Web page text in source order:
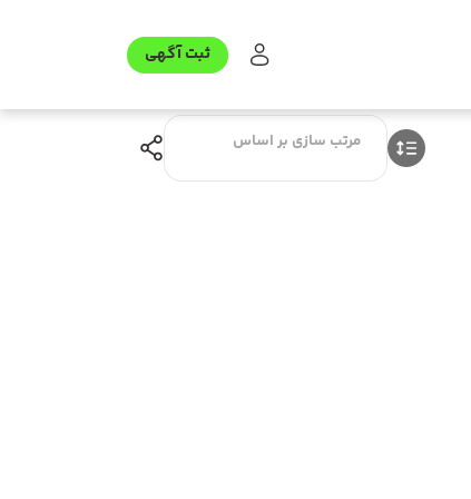
ثبت آگهی
مرتب سازی بر اساس